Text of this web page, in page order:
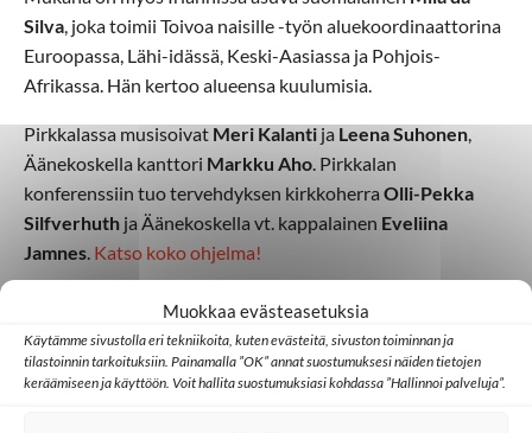
Muokkaa evästeasetuksia
Käytämme sivustolla eri tekniikoita, kuten evästeitä, sivuston toiminnan ja
tilastoinnin tarkoituksiin. Painamalla ”OK” annat suostumuksesi näiden tietojen
keräämiseen ja käyttöön. Voit hallita suostumuksiasi kohdassa ”Hallinnoi palveluja”.
Silva , joka toimii Toivoa naisille -työn aluekoordinaattorina
Euroopassa, Lähi-idässä, Keski-Aasiassa ja Pohjois-
Afrikassa. Hän kertoo alueensa kuulumisia.
Pirkkalassa musisoivat Meri Kalanti ja Leena Suhonen
Äänekoskella kanttori Markku Aho . Pirkkalan
konferenssiin tuo tervehdyksen kirkkoherraOlli-Pekka
Silfverhuth ja Äänekoskella vt. kappalainen Eveliina
Jamnes Katso koko ohjelma!
Ilmoittautuminen nettilomakkeella
Pirkkalan konferenssiin
20.10. mennessä
jaÄänekosken konferenssiin 20.10.
mennessätai puhelimitse 019 457 7700.
Osallistumismaksu 25 euroa maksetaan paikan päällä.